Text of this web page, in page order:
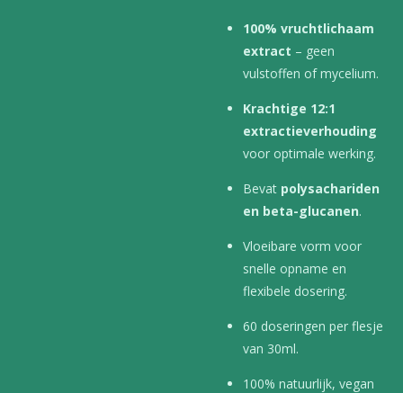
100% vruchtlichaam
extract – geen
vulstoffen of mycelium.
Krachtige 12:1
extractieverhouding
voor optimale werking.
Bevat polysachariden
en beta-glucanen.
Vloeibare vorm voor
snelle opname en
flexibele dosering.
60 doseringen per flesje
van 30ml.
100% natuurlijk, vegan